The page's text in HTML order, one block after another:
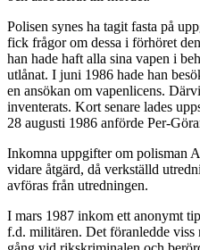
Polisen synes ha tagit fasta på
fick frågor om dessa i förhöret
han hade haft alla sina vapen i
utlånat. I juni 1986 hade han
en ansökan om vapenlicens.
inventerats. Kort senare lades
28 augusti 1986 anförde Per-
Inkomna uppgifter om polisman
vidare åtgärd, då verkställd
avföras från utredningen.
I mars 1987 inkom ett anonymt
f.d. militären. Det föranledde viss